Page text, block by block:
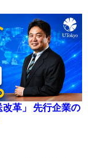
革」 先行企業の